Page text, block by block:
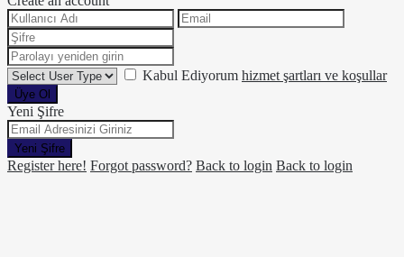
Kabul Ediyorum hizmet şartları ve koşullar
Üye Ol
Yeni Şifre
Yeni Şifre
Register here! Forgot password? Back to login Back to login